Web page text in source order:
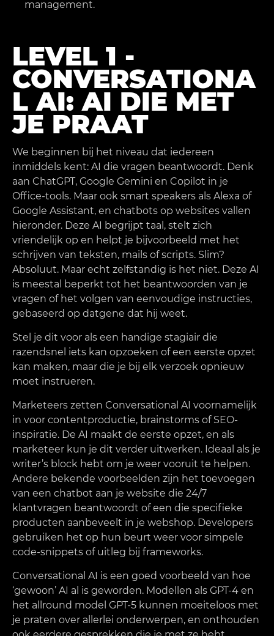
management.
LEVEL 1 -
CONVERSATIONA
L AI: AI DIE MET
JE PRAAT
We beginnen bij het niveau dat iedereen
inmiddels kent: AI die vragen beantwoordt. Denk
aan ChatGPT, Google Gemini en Copilot in je
Office-tools. Maar ook smart speakers als Alexa of
Google Assistant, en chatbots op websites vallen
hieronder. Deze AI begrijpt taal, stelt zich
vriendelijk op en helpt je bijvoorbeeld met het
schrijven van teksten, mails of scripts. Slim?
Absoluut. Maar echt zelfstandig is het niet. Deze AI
is meestal beperkt tot het beantwoorden van je
vragen of het volgen van eenvoudige instructies,
gebaseerd op datgene dat hij weet.
Stel je dit voor als een handige stagiair die
razendsnel iets kan opzoeken of een eerste opzet
kan maken, maar die je bij elk verzoek opnieuw
moet instrueren.
Marketeers zetten Conversational AI voornamelijk
in voor contentproductie, brainstorms of SEO-
inspiratie. De AI maakt de eerste opzet, en als
marketeer kun je dit verder uitwerken. Ideaal als je
writer’s block hebt om je weer vooruit te helpen.
Andere bekende voorbeelden zijn het toevoegen
van een chatbot aan je website die 24/7
klantvragen beantwoordt of een die specifieke
producten aanbeveelt in je webshop. Developers
gebruiken het op hun beurt weer voor simpele
code-snippets of uitleg bij frameworks.
Conversational AI is een goed voorbeeld van hoe
‘gewoon’ AI al is geworden. Modellen als GPT-4 en
het allround model GPT-5 kunnen moeiteloos met
je praten over allerlei onderwerpen, en onthouden